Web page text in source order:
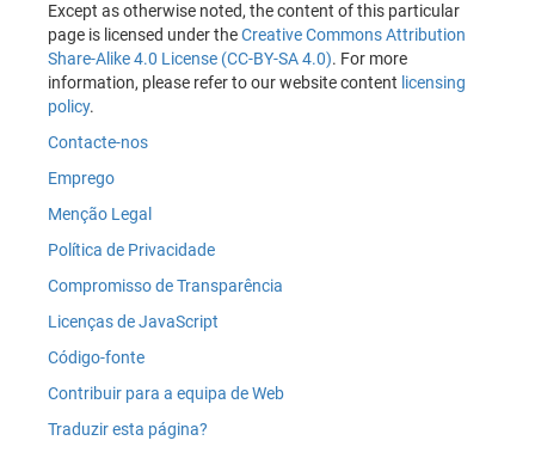
Except as otherwise noted, the content of this particular
page is licensed under theCreative Commons Attribution
Share-Alike 4.0 License (CC-BY-SA 4.0). For more
information, please refer to our website content licensing
policy.
Contacte-nos
Emprego
Menção Legal
Política de Privacidade
Compromisso de Transparência
Licenças de JavaScript
Código-fonte
Contribuir para a equipa de Web
Traduzir esta página?